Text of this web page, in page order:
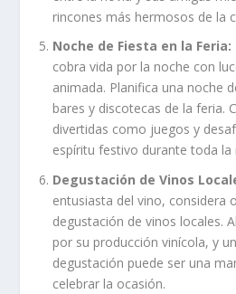
rincones más hermosos de la
Noche de Fiesta en la Feria:
cobra vida por la noche con
animada. Planifica una noche
bares y discotecas de la feria.
divertidas como juegos y
espíritu festivo durante toda la
Degustación de Vinos
entusiasta del vino, considera
degustación de vinos locales.
por su producción vinícola, y
degustación puede ser una
celebrar la ocasión.